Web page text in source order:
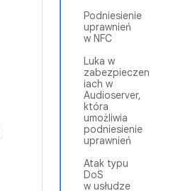
Podniesienie
uprawnień
w NFC
Luka w
zabezpieczen
iach w
Audioserver,
która
umożliwia
podniesienie
uprawnień
Atak typu
DoS
w usłudze